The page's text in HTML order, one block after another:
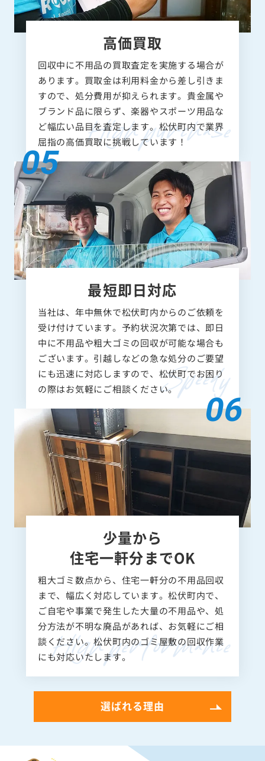
高価買取
回収中に不用品の買取査定を実施する場合が
あります。買取金は利用料金から差し引きま
すので、処分費用が抑えられます。貴金属や
ブランド品に限らず、楽器やスポーツ用品な
ど幅広い品目を査定します。松伏町内で業界
屈指の高価買取に挑戦しています！
最短即日対応
当社は、年中無休で松伏町内からのご依頼を
受け付けています。予約状況次第では、即日
中に不用品や粗大ゴミの回収が可能な場合も
ございます。引越しなどの急な処分のご要望
にも迅速に対応しますので、松伏町でお困り
の際はお気軽にご相談ください。
少量から
住宅一軒分までOK
粗大ゴミ数点から、住宅一軒分の不用品回収
まで、幅広く対応しています。松伏町内で、
ご自宅や事業で発生した大量の不用品や、処
分方法が不明な廃品があれば、お気軽にご相
談ください。松伏町内のゴミ屋敷の回収作業
にも対応いたします。
選ばれる理由